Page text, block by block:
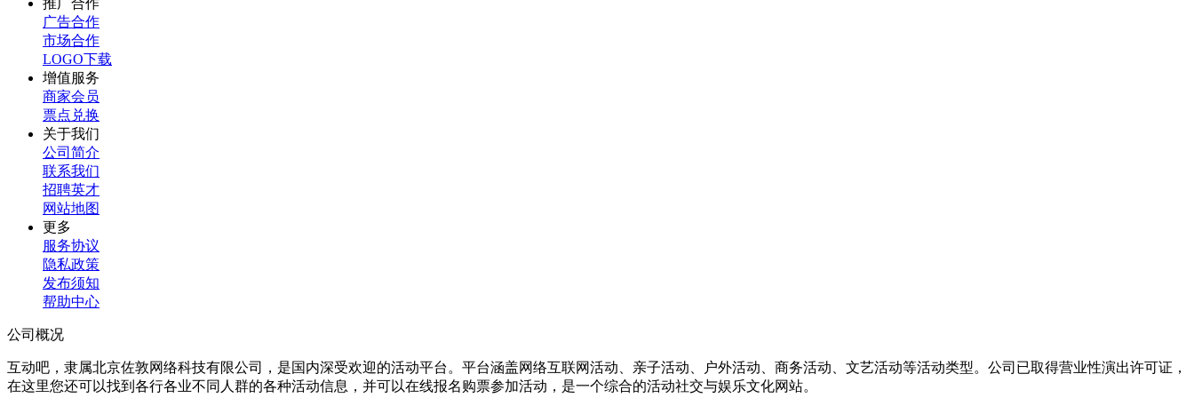
推广合作
广告合作
市场合作
LOGO下载
增值服务
商家会员
票点兑换
关于我们
公司简介
联系我们
招聘英才
网站地图
更多
服务协议
隐私政策
发布须知
帮助中心
公司概况
互动吧，隶属北京佐敦网络科技有限公司，是国内深受欢迎的活动平台。平台涵盖网络互联网活动、亲子活动、户外活动、商务活动、文艺活动等活动类型。公司已取得营业性演出许可证，
在这里您还可以找到各行各业不同人群的各种活动信息，并可以在线报名购票参加活动，是一个综合的活动社交与娱乐文化网站。